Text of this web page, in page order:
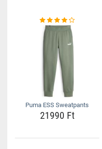
Puma ESS Sweatpants
21990 Ft